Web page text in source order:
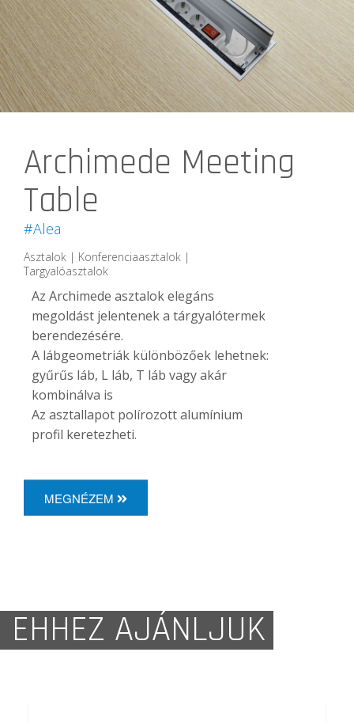
Archimede Meeting
Table
#Alea
Asztalok | Konferenciaasztalok |
Targyalóasztalok
Az Archimede asztalok elegáns
megoldást jelentenek a tárgyalótermek
berendezésére.
A lábgeometriák különbözőek lehetnek:
gyűrűs láb, L láb, T láb vagy akár
kombinálva is
Az asztallapot polírozott alumínium
profil keretezheti.
MEGNÉZEM
EHHEZ AJÁNLJUK